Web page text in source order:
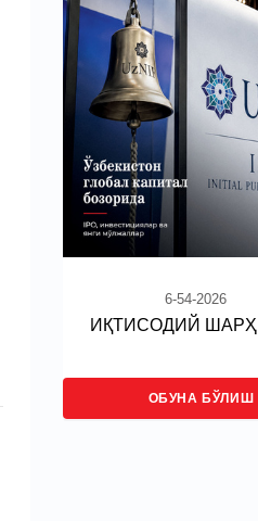
6-54-2026
ИҚТИСОДИЙ ШАРҲ
ОБУНА БЎЛИШ